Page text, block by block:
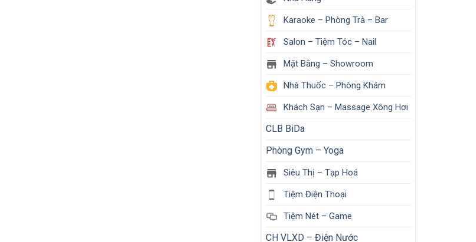
Karaoke – Phòng Trà – Bar
Salon – Tiệm Tóc – Nail
Mặt Bằng – Showroom
Nhà Thuốc – Phòng Khám
Khách Sạn – Massage Xông Hơi
CLB BiDa
Phòng Gym – Yoga
Siêu Thị – Tạp Hoá
Tiệm Điện Thoại
Tiệm Nét – Game
CH VLXD – Điện Nước